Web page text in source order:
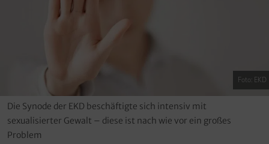
Foto: EKD
Die Synode der EKD beschäftigte sich intensiv mit
sexualisierter Gewalt – diese ist nach wie vor ein großes
Problem